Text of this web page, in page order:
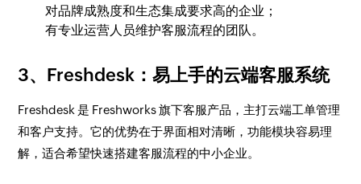
对品牌成熟度和生态集成要求高的企业；
有专业运营人员维护客服流程的团队。
3、Freshdesk：易上手的云端客服系统
Freshdesk 是 Freshworks 旗下客服产品，主打云端工单管理
和客户支持。它的优势在于界面相对清晰，功能模块容易理
解，适合希望快速搭建客服流程的中小企业。